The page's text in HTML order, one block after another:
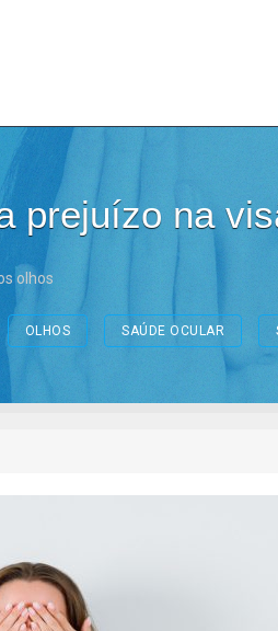
prejuízo na
olhos
OLHOS SAÚDE OCULAR